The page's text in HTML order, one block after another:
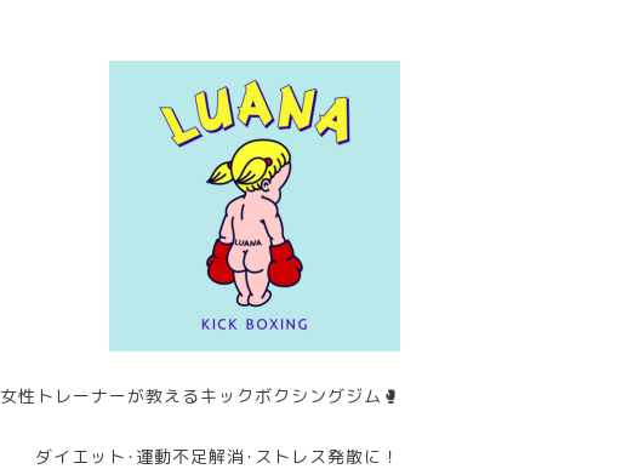
女性トレーナーが教えるキックボクシングジム🥊
ダイエット･運動不足解消･ストレス発散に！